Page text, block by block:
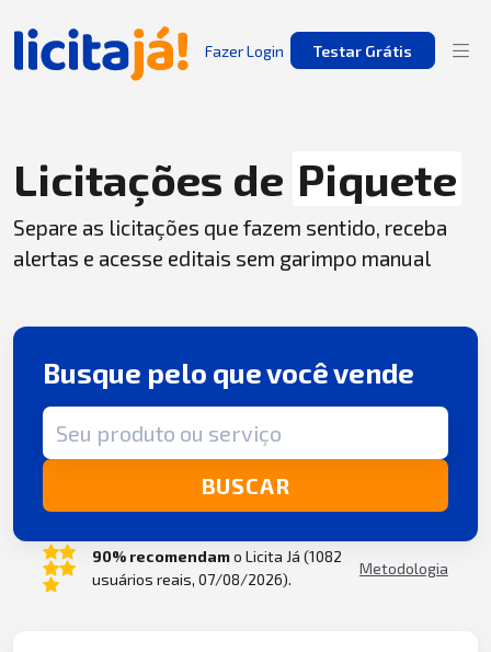
Fazer Login Testar Grátis
Licitações de Piquete
Separe as licitações que fazem sentido, receba
alertas e acesse editais sem garimpo manual
Busque pelo que você vende
Termo de busca
BUSCAR
90% recomendamo Licita Já (1082
usuários reais, 07/08/2026).
Metodologia